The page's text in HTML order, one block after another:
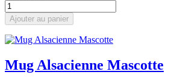
Ajouter au panier
Mug Alsacienne Mascotte